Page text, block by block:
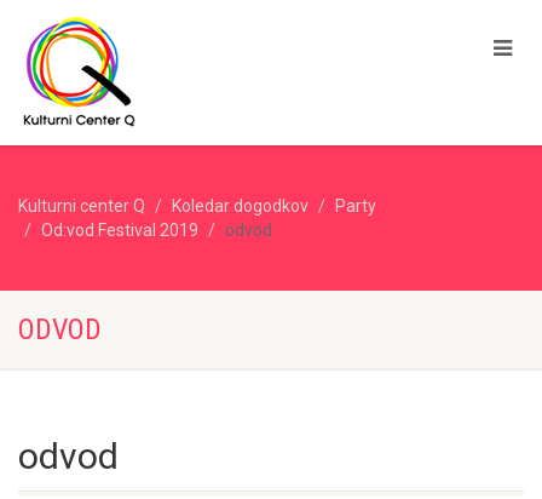
Kulturni center Q Koledar dogodkov
Party
Od:vod Festival 2019
odvod
ODVOD
odvod